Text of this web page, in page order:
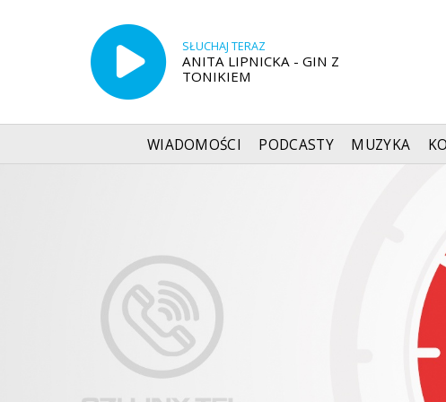
SŁUCHAJ TERAZ
ANITA LIPNICKA - GIN Z
TONIKIEM
WIADOMOŚCI PODCASTY MUZYKA